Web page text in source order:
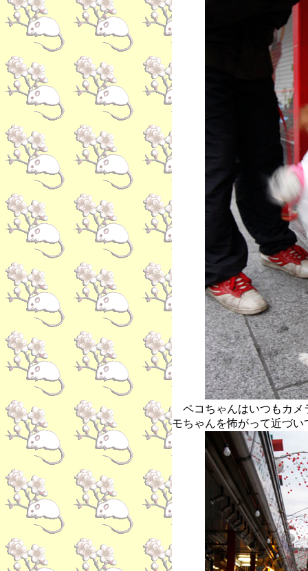
ペコちゃんはいつもカメ
モちゃんを怖がって近づ